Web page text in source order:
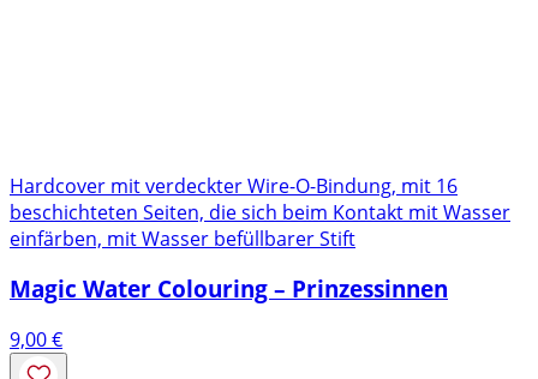
Hardcover mit verdeckter Wire-O-Bindung, mit 16
beschichteten Seiten, die sich beim Kontakt mit Wasser
einfärben, mit Wasser befüllbarer Stift
Magic Water Colouring – Prinzessinnen
9,00€